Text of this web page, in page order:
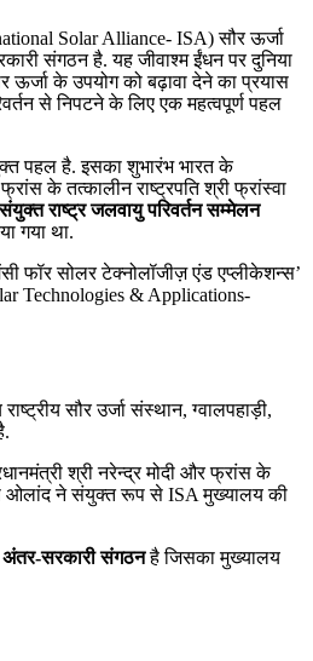
Solar Alliance- ISA) सौर ऊर्जा
संगठन है. यह जीवाश्म ईंधन पर दुनिया
ऊर्जा के उपयोग को बढ़ावा देने का प्रयास
से निपटने के लिए एक महत्वपूर्ण पहल
पहल है. इसका शुभारंभ भारत के
के तत्कालीन राष्ट्रपति श्री फ्रांस्वा
संयुक्त राष्ट्र जलवायु परिवर्तन सम्मेलन
गया था.
फॉर सोलर टेक्नोलॉजीज़ एंड एप्लीकेशन्स’
Technologies & Applications-
सौर उर्जा संस्थान, ग्वालपहाड़ी,
श्री नरेन्‍द्र मोदी और फ्रांस के
ओलांद ने संयुक्त रूप से ISA मुख्यालय की
अंतर-सरकारी संगठनहै जिसका मुख्यालय